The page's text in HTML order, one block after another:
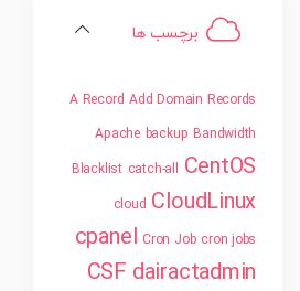
برچسب ها
A Record Add Domain Records
Apache backup Bandwidth
Blacklist catch-all CentOS
cloud CloudLinux
cpanel Cron Job cron jobs
CSF dairactadmin